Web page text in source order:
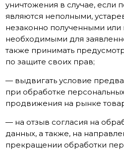
уничтожения в случае, если
являются неполными,
незаконно полученными или
необходимыми для
также принимать
по защите своих прав;
— выдвигать условие
при обработке
продвижения на рынке
— на отзыв согласия на
данных, а также, на
прекращении обработки